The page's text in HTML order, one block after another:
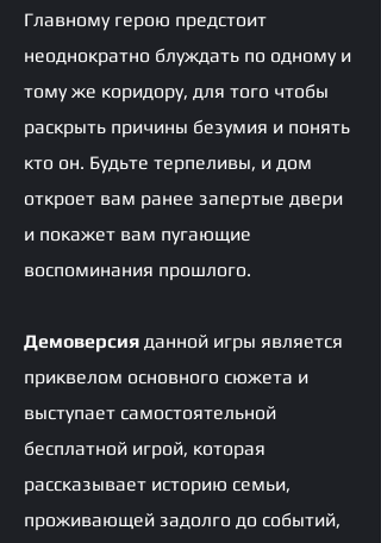
Главному герою предстоит
неоднократно блуждать по одному и
тому же коридору, для того чтобы
раскрыть причины безумия и понять
кто он. Будьте терпеливы, и дом
откроет вам ранее запертые двери
и покажет вам пугающие
воспоминания прошлого.
Демоверсия данной игры является
приквелом основного сюжета и
выступает самостоятельной
бесплатной игрой, которая
рассказывает историю семьи,
проживающей задолго до событий,